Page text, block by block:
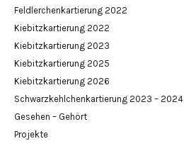
Feldlerchenkartierung 2022
Kiebitzkartierung 2022
Kiebitzkartierung 2023
Kiebitzkartierung 2025
Kiebitzkartierung 2026
Schwarzkehlchenkartierung 2023 – 2024
Gesehen – Gehört
Projekte